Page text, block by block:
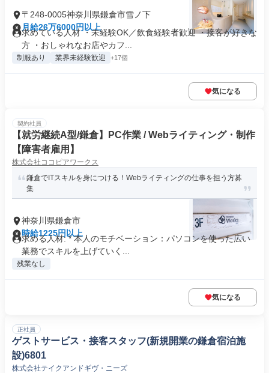
〒248-0005神奈川県鎌倉市雪ノ下
月給26万6000円以上
求めている人材 ・未経験OK／飲食経験者歓迎 ・接客が好きな
方 ・おしゃれなお店やカフ...
制服あり 業界未経験歓迎 +17個
気になる
契約社員
【就労継続A型/鎌倉】PC作業 / Webライティング・制作
【障害者雇用】
株式会社ココピアワークス
鎌倉でITスキルを身につける！Webライティングの仕事を担う方募
集
神奈川県鎌倉市
時給1225円以上
求める人材: * 本人のモチベーション：パソコンを使った広い
業務でスキルを上げていく...
残業なし
気になる
正社員
ゲストサービス・接客スタッフ(新規開業の鎌倉宿泊施
設)6801
株式会社テイクアンドギヴ・ニーズ